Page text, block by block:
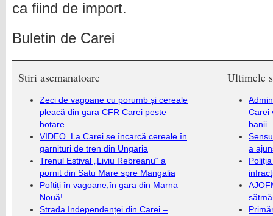
ca fiind de import.
Buletin de Carei
Stiri asemanatoare
Zeci de vagoane cu porumb și cereale
pleacă din gara CFR Carei peste
hotare
VIDEO. La Carei se încarcă cereale în
garnituri de tren din Ungaria
Trenul Estival „Liviu Rebreanu“ a
pornit din Satu Mare spre Mangalia
Poftiţi în vagoane,în gara din Marna
Nouă!
Strada Independenței din Carei –
Ultimele
Carei
banii
a